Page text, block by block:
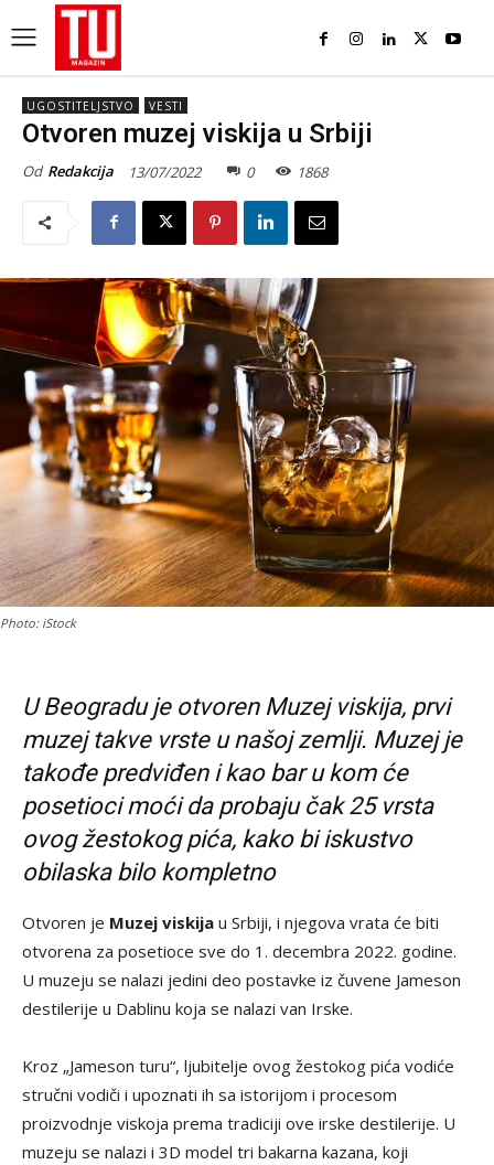
UGOSTITELJSTVO VESTI
Otvoren muzej viskija u Srbiji
Od Redakcija 13/07/2022 0 1868
Photo: iStock
U Beogradu je otvoren Muzej viskija, prvi
muzej takve vrste u našoj zemlji. Muzej je
takođe predviđen i kao bar u kom će
posetioci moći da probaju čak 25 vrsta
ovog žestokog pića, kako bi iskustvo
obilaska bilo kompletno
Otvoren je Muzej viskija u Srbiji, i njegova vrata će biti
otvorena za posetioce sve do 1. decembra 2022. godine.
U muzeju se nalazi jedini deo postavke iz čuvene Jameson
destilerije u Dablinu koja se nalazi van Irske.
Kroz „Jameson turu“, ljubitelje ovog žestokog pića vodiće
stručni vodiči i upoznati ih sa istorijom i procesom
proizvodnje viskoja prema tradiciji ove irske destilerije. U
muzeju se nalazi i 3D model tri bakarna kazana, koji